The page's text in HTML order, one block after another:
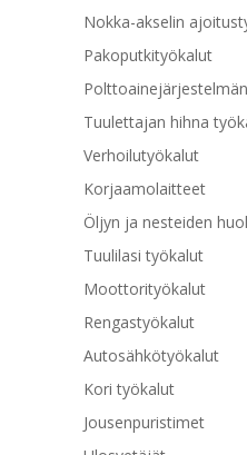
Nokka-akselin
Pakoputkityökalut
Tuulettajan hihna
Verhoilutyökalut
Korjaamolaitteet
Öljyn ja nesteiden
Tuulilasi työkalut
Moottorityökalut
Rengastyökalut
Autosähkötyökalut
Kori työkalut
Jousenpuristimet